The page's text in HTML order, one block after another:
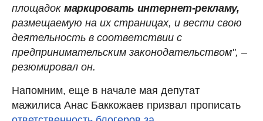
площадок маркировать интернет-рекламу,
размещаемую на их страницах, и вести свою
деятельность в соответствии с
предпринимательским законодательством", –
резюмировал он.
Напомним, еще в начале мая депутат
мажилиса Анас Баккожаев призвал прописать